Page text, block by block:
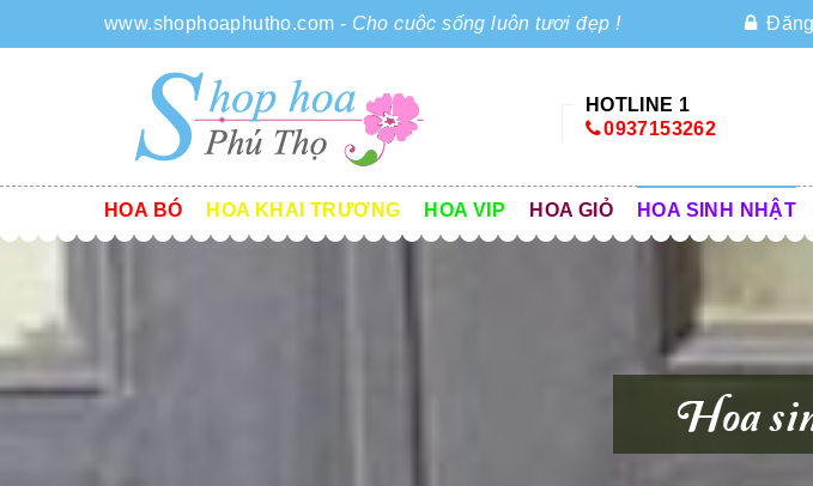
www.shophoaphutho.com - Cho cuộc sống luôn tươi đẹp !
HOTLINE 1
0937153262
HOA BÓ HOA KHAI TRƯƠNG HOA VIP HOA GIỎ HOA SINH NHẬT
Hoa